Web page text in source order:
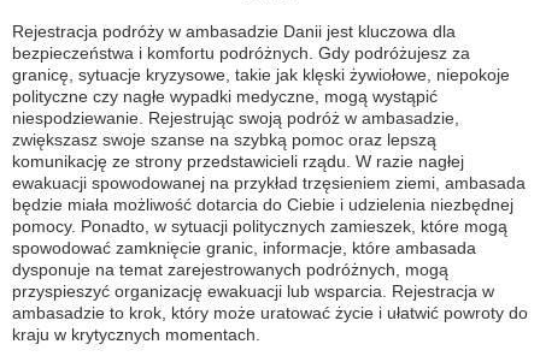
Rejestracja podróży w ambasadzie Danii jest kluczowa dla
bezpieczeństwa i komfortu podróżnych. Gdy podróżujesz za
granicę, sytuacje kryzysowe, takie jak klęski żywiołowe, niepokoje
polityczne czy nagłe wypadki medyczne, mogą wystąpić
niespodziewanie. Rejestrując swoją podróż w ambasadzie,
zwiększasz swoje szanse na szybką pomoc oraz lepszą
komunikację ze strony przedstawicieli rządu. W razie nagłej
ewakuacji spowodowanej na przykład trzęsieniem ziemi, ambasada
będzie miała możliwość dotarcia do Ciebie i udzielenia niezbędnej
pomocy. Ponadto, w sytuacji politycznych zamieszek, które mogą
spowodować zamknięcie granic, informacje, które ambasada
dysponuje na temat zarejestrowanych podróżnych, mogą
przyspieszyć organizację ewakuacji lub wsparcia. Rejestracja w
ambasadzie to krok, który może uratować życie i ułatwić powroty do
kraju w krytycznych momentach.